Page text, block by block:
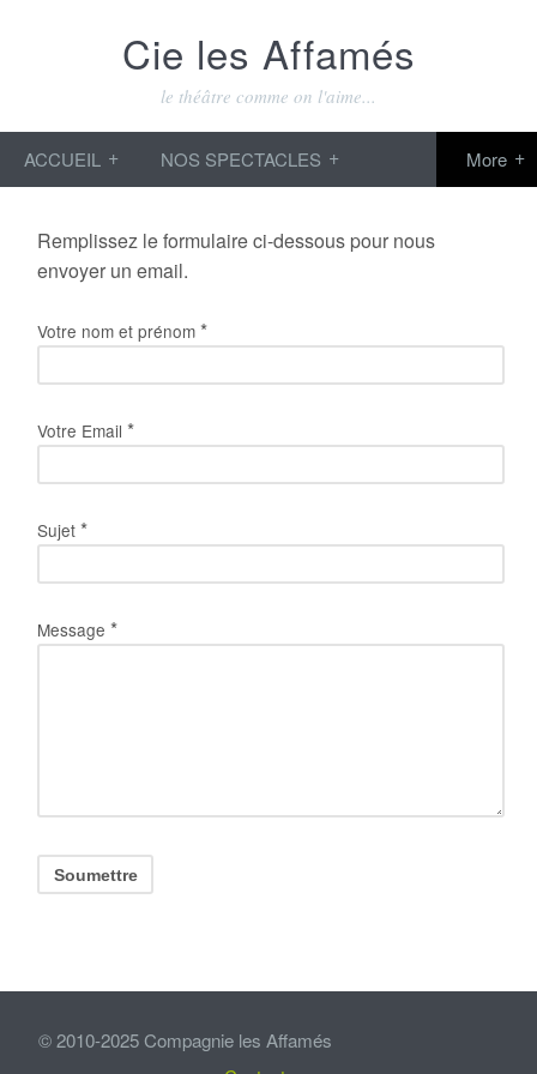
Cie les Affamés
le théâtre comme on l'aime...
ACCUEIL NOS SPECTACLES
Remplissez le formulaire ci-dessous pour nous
envoyer un email.
Votre nom et prénom *
Votre Email *
Sujet *
Message *
© 2010-2025 Compagnie les Affamés